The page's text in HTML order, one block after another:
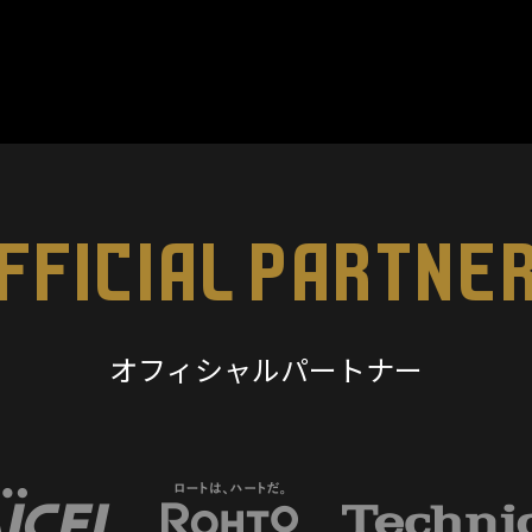
オフィシャルパートナー